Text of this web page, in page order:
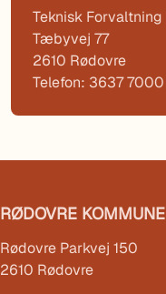
Teknisk Forvaltning
Tæbyvej 77
2610 Rødovre
Telefon: 3637 7000
RØDOVRE KOMMUNE
Rødovre Parkvej 150
2610 Rødovre